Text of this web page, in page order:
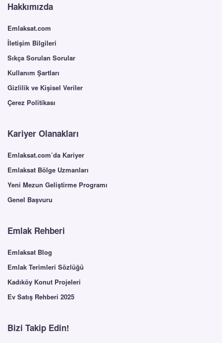
Hakkımızda
Emlaksat.com
İletişim Bilgileri
Sıkça Sorulan Sorular
Kullanım Şartları
Gizlilik ve Kişisel Veriler
Çerez Politikası
Kariyer Olanakları
Emlaksat.com’da Kariyer
Emlaksat Bölge Uzmanları
Yeni Mezun Geliştirme Programı
Genel Başvuru
Emlak Rehberi
Emlaksat Blog
Emlak Terimleri Sözlüğü
Kadıköy Konut Projeleri
Ev Satış Rehberi 2025
Bizi Takip Edin!